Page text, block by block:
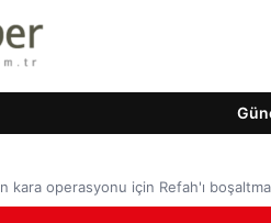
kara operasyonu için Refah'ı